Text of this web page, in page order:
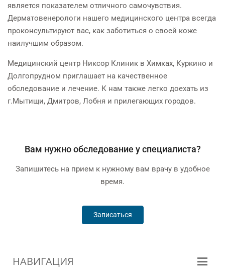
является показателем отличного самочувствия.
Дерматовенерологи нашего медицинского центра всегда
проконсультируют вас, как заботиться о своей коже
наилучшим образом.
Медицинский центр Никсор Клиник в Химках, Куркино и
Долгопрудном приглашает на качественное
обследование и лечение. К нам также легко доехать из
г.Мытищи, Дмитров, Лобня и прилегающих городов.
Вам нужно обследование у специалиста?
Запишитесь на прием к нужному вам врачу в удобное
время.
Записаться
НАВИГАЦИЯ